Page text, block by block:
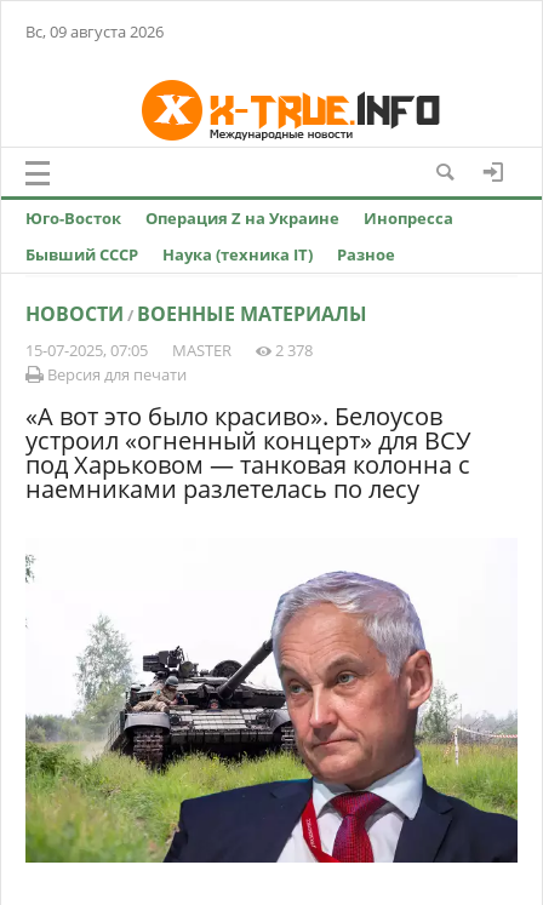
Вс, 09 августа 2026
Юго-Восток Операция Z на Украине
Инопресса
Бывший СССР
Наука (техника IT) Разное
НОВОСТИ / ВОЕННЫЕ МАТЕРИАЛЫ
15-07-2025, 07:05 MASTER
2 378
Версия для печати
«А вот это было красиво». Белоусов
устроил «огненный концерт» для ВСУ
под Харьковом — танковая колонна с
наемниками разлетелась по лесу